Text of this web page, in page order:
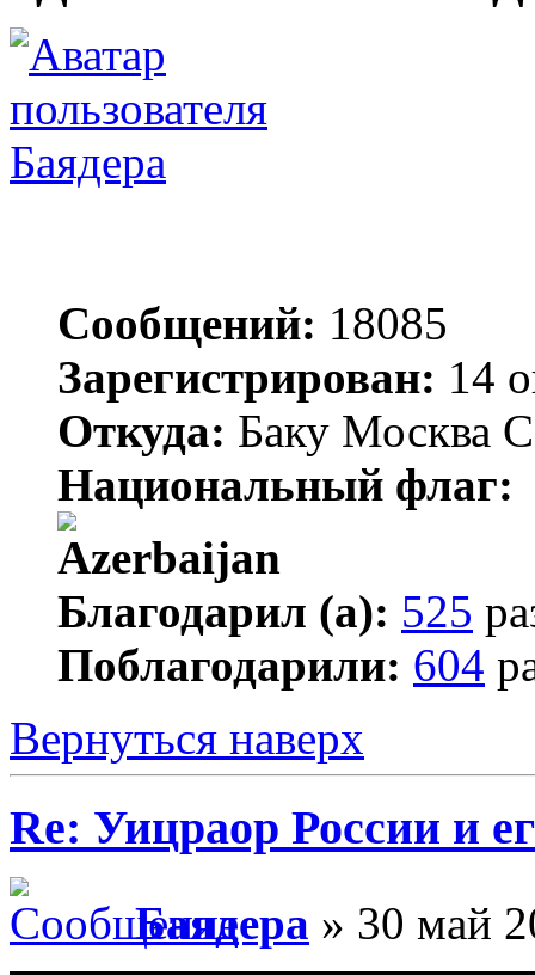
Баядера
Сообщений: 18085
Зарегистрирован: 14
Откуда: Баку Москва
Национальный флаг:
Благодарил (а): 525
Поблагодарили: 604
Вернуться наверх
Re: Уицраор России и
Баядера » 30 май